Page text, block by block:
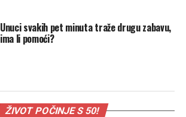
Unuci svakih pet minuta traže drugu zabavu,
ima li pomoći?
ŽIVOT POČINJE S 50!